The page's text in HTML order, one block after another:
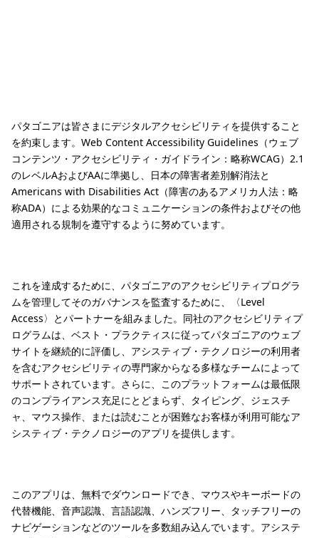
パタゴニアは皆さまにデジタルアクセシビリティを提供すること
を約束します。Web Content Accessibility Guidelines（ウェブ
コンテンツ・アクセシビリティ・ガイドライン：略称WCAG）2.1
のレベルAおよびAAに準拠し、日本の障害者差別解消法と
Americans with Disabilities Act（障害のあるアメリカ人法：略
称ADA）による効果的なコミュニケーションの条件およびその他
適用される規制を遵守するように努めています。
これを達成するために、パタゴニアのアクセシビリティプログラ
ムを管理してそのガバナンスを監査するために、〈Level
Access〉とパートナーを組みました。同社のアクセシビリティプ
ログラムは、ベスト・プラクティスに従ってパタゴニアのウェブ
サイトを継続的に評価し、アシスティブ・テクノロジーの利用者
を含むアクセシビリティの専門家からなる多様なチームによって
サポートされています。さらに、このプラットフォームは最低限
のコンプライアンス充足にとどまらず、タイピング、ジェスチ
ャ、マウス操作、または読むことが困難なお客様が利用可能なア
システィブ・テクノロジーのアプリを提供します。
このアプリは、無料でダウンロードでき、マウスやキーボードの
代替機能、音声認識、言語認識、ハンズフリー、タッチフリーの
ナビゲーションなどのツールを多数組み込んでいます。アシステ